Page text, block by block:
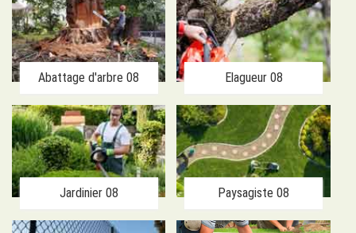
Abattage d'arbre 08 Elagueur 08
Jardinier 08 Paysagiste 08